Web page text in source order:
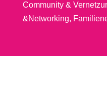
Community &
&Networking,